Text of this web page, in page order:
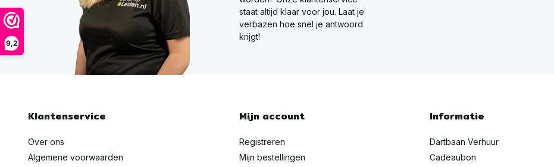
9,2
staat altijd klaar voor jou. Laat je
verbazen hoe snel je antwoord
krijgt!
Klantenservice
Over ons
Algemene voorwaarden
Mijn account
Registreren
Mijn bestellingen
Informatie
Dartbaan Verhuur
Cadeaubon